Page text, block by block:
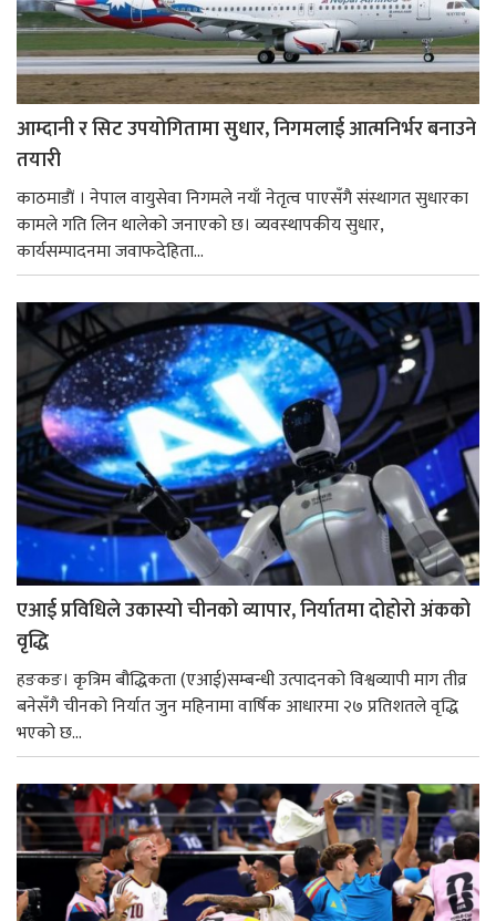
आम्दानी र सिट उपयोगितामा सुधार, निगमलाई आत्मनिर्भर बनाउने
तयारी
काठमाडाैं । नेपाल वायुसेवा निगमले नयाँ नेतृत्व पाएसँगै संस्थागत सुधारका
कामले गति लिन थालेको जनाएको छ। व्यवस्थापकीय सुधार,
कार्यसम्पादनमा जवाफदेहिता...
एआई प्रविधिले उकास्यो चीनको व्यापार, निर्यातमा दोहोरो अंकको
वृद्धि
हङकङ। कृत्रिम बौद्धिकता (एआई)सम्बन्धी उत्पादनको विश्वव्यापी माग तीव्र
बनेसँगै चीनको निर्यात जुन महिनामा वार्षिक आधारमा २७ प्रतिशतले वृद्धि
भएको छ...